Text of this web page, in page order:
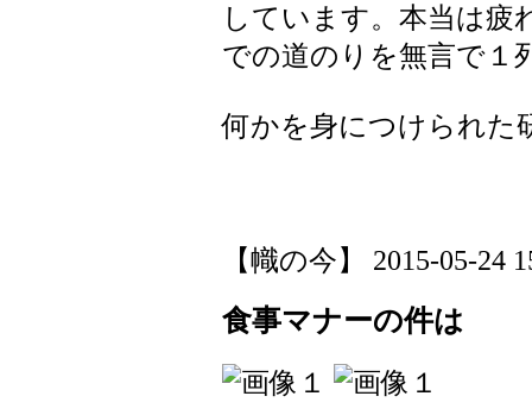
しています。本当は疲
での道のりを無言で１
何かを身につけられた
【幟の今】 2015-05-24
食事マナーの件は